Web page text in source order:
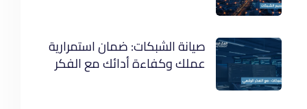
صيانة الشبكات: ضمان استمرارية
عملك وكفاءة أدائك مع الفكر